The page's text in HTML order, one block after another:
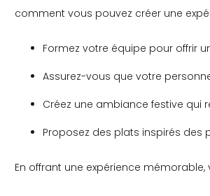
comment vous pouvez créer une
Formez votre équipe pour offrir
Assurez-vous que votre
Créez une ambiance festive qui
Proposez des plats inspirés des
En offrant une expérience